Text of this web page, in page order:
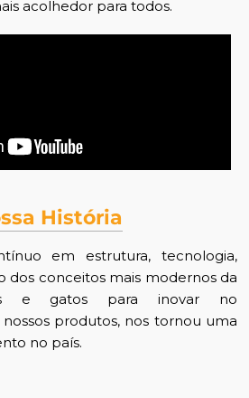
acolhedor para todos.
História
em estrutura, tecnologia,
dos conceitos mais modernos da
e gatos para inovar no
produtos, nos tornou uma
no país.